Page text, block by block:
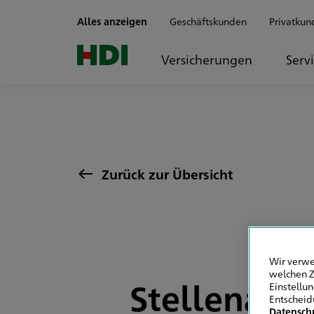
Alles anzeigen Geschäftskunden
Versicherungen
Zurück zur Übersicht
Wir
welchen